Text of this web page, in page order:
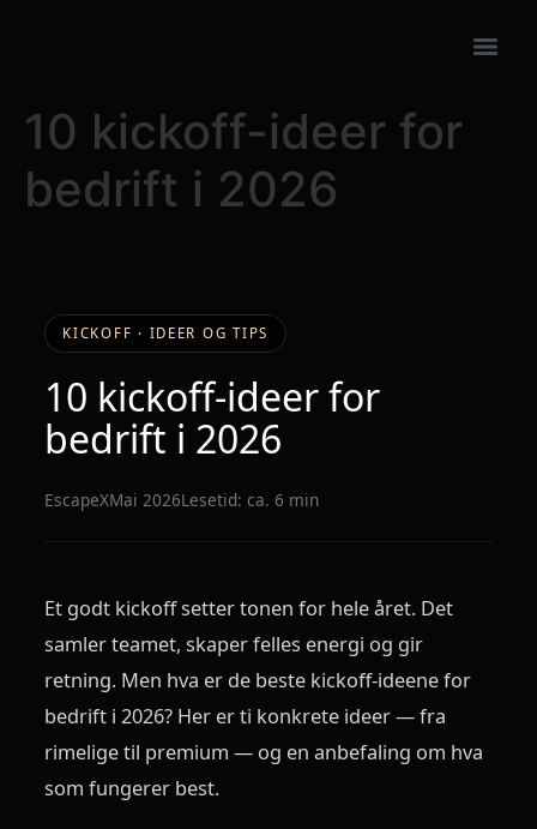
10 kickoff-ideer for
bedrift i 2026
KICKOFF · IDEER OG TIPS
10 kickoff-ideer for
bedrift i 2026
EscapeXMai 2026Lesetid: ca. 6 min
Et godt kickoff setter tonen for hele året. Det
samler teamet, skaper felles energi og gir
retning. Men hva er de beste kickoff-ideene for
bedrift i 2026? Her er ti konkrete ideer — fra
rimelige til premium — og en anbefaling om hva
som fungerer best.